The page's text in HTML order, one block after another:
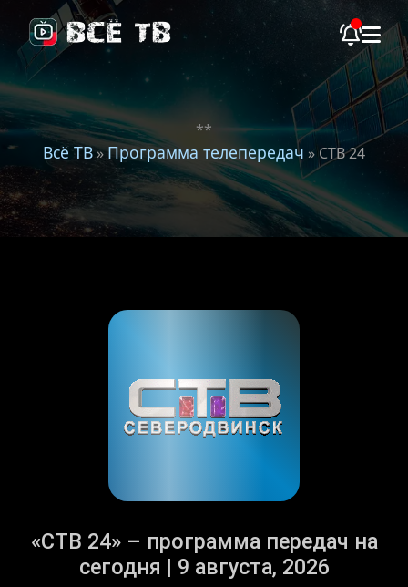
**
Всё ТВ»Программа телепередач » СТВ 24
«СТВ 24» – программа передач на
сегодня | 9 августа, 2026